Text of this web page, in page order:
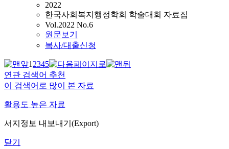
2022
한국사회복지행정학회 학술대회 자료집
Vol.2022 No.6
원문보기
복사/대출신청
12345
연관 검색어 추천
이 검색어로 많이 본 자료
활용도 높은 자료
서지정보 내보내기(Export)
닫기